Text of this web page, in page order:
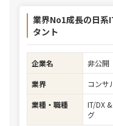
業界No1成長の日系
タント
企業名
非公開
業界
コンサ
業種・職種
IT/DX
グ